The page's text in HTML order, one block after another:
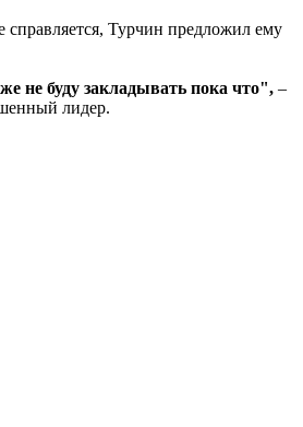
Турчин предложил ему
не буду закладывать пока что", –
лидер.